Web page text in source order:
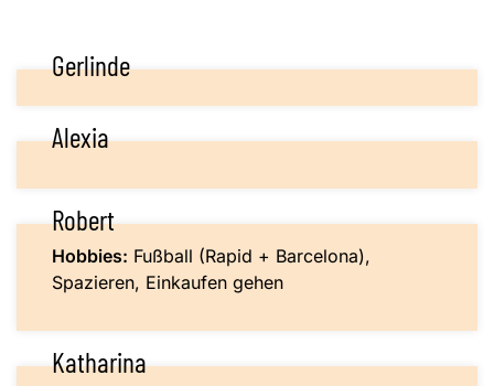
Gerlinde
Alexia
Robert
Hobbies: Fußball (Rapid + Barcelona),
Spazieren, Einkaufen gehen
Katharina